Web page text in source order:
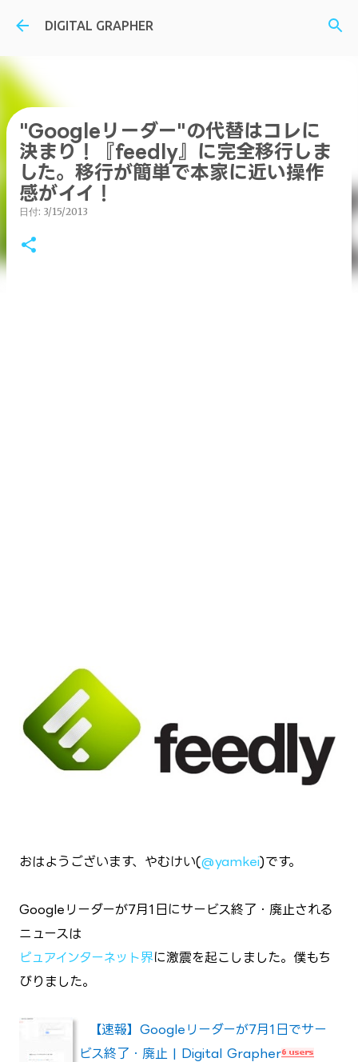
スキップしてメイン コンテンツに移動
DIGITAL GRAPHER
"Googleリーダー"の代替はコレに
決まり！『feedly』に完全移行しま
した。移行が簡単で本家に近い操作
感がイイ！
日付: 3/15/2013
おはようございます、やむけい(@yamkei)です。
Googleリーダーが7月1日にサービス終了・廃止される
ニュースは
ピュアインターネット界に激震を起こしました。僕もち
びりました。
【速報】Googleリーダーが7月1日でサー
ビス終了・廃止 | Digital Grapher